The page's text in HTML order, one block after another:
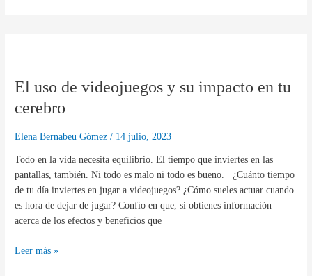
El uso de videojuegos y su impacto en tu
cerebro
Elena Bernabeu Gómez/ 14 julio, 2023
Todo en la vida necesita equilibrio. El tiempo que inviertes en las
pantallas, también. Ni todo es malo ni todo es bueno. ¿Cuánto tiempo
de tu día inviertes en jugar a videojuegos? ¿Cómo sueles actuar cuando
es hora de dejar de jugar? Confío en que, si obtienes información
acerca de los efectos y beneficios que
de
videojuegos
y
en
tu
cerebro
Leer más »